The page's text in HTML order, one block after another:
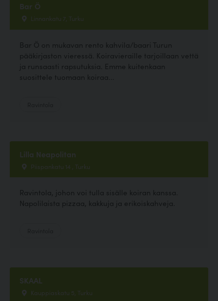
Bar Ö
Linnankatu 7, Turku
Bar Ö on mukavan rento kahvila/baari Turun
pääkirjaston vieressä. Koiravieraille tarjoillaan vettä
ja runsaasti rapsutuksia. Emme kuitenkaan
suosittele tuomaan koiraa...
Lilla Neapolitan
Piispankatu 14 , Turku
Ravintola, johon voi tulla sisälle koiran kanssa.
Napolilaista pizzaa, kakkuja ja erikoiskahveja.
SKAAL
Kauppiaskatu 5, Turku